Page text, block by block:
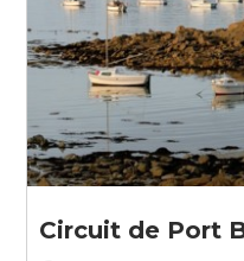
Circuit de Port